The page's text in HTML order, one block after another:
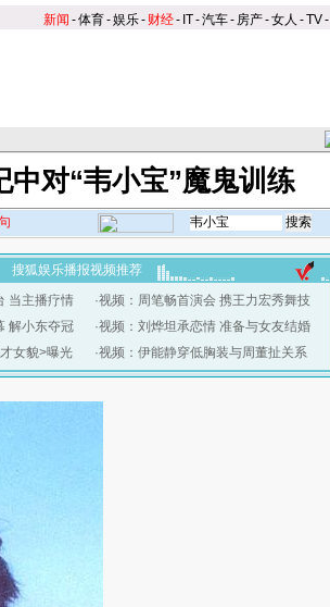
新闻 -体育-娱乐- 财经- IT-汽车- 房产-女人 -TV-
中对“韦小宝”魔鬼训练
搜狐娱乐播报视频推荐
当主播疗情
解小东夺冠
女貌>曝光
·视频：周笔畅首演会 携王力宏秀舞技
·视频：刘烨坦承恋情 准备与女友结婚
·视频：伊能静穿低胸装与周董扯关系